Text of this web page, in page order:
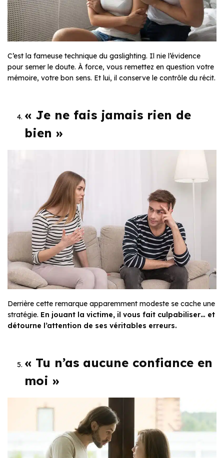
C’est la fameuse technique du gaslighting. Il nie l’évidence
pour semer le doute. À force, vous remettez en question votre
mémoire, votre bon sens. Et lui, il conserve le contrôle du récit.
« Je ne fais jamais rien de
bien »
Derrière cette remarque apparemment modeste se cache une
stratégie. En jouant la victime, il vous fait culpabiliser… et
détourne l’attention de ses véritables erreurs.
« Tu n’as aucune confiance en
moi »